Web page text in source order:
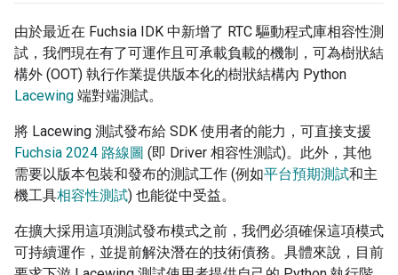
由於最近在 Fuchsia IDK 中新增了 RTC 驅動程式庫相容性測
試，我們現在有了可運作且可承載負載的機制，可為樹狀結
構外 (OOT) 執行作業提供版本化的樹狀結構內 Python
Lacewing 端對端測試。
將 Lacewing 測試發布給 SDK 使用者的能力，可直接支援
Fuchsia 2024 路線圖 (即 Driver 相容性測試)。此外，其他
需要以版本包裝和發布的測試工作 (例如平台預期測試和主
機工具相容性測試) 也能從中受益。
在擴大採用這項測試發布模式之前，我們必須確保這項模式
可持續運作，並提前解決潛在的技術債務。具體來說，目前